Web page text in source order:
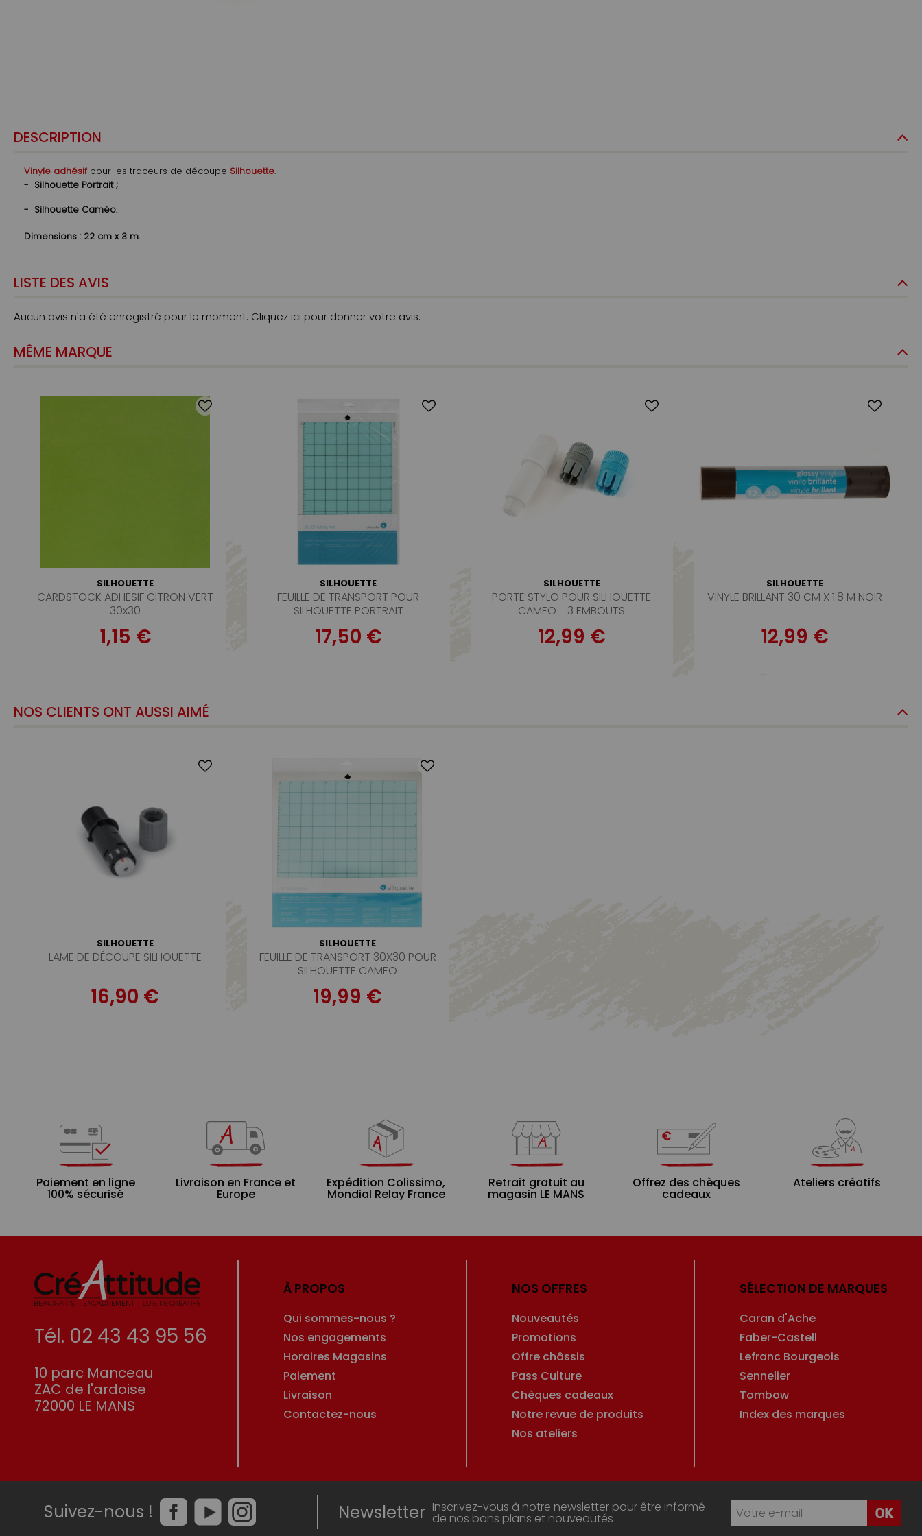
DESCRIPTION
Vinyle adhésif pour les traceurs de découpe Silhouette.
- Silhouette Portrait ;
- Silhouette Caméo.
Dimensions : 22 cm x 3 m.
LISTE DES AVIS
Aucun avis n'a été enregistré pour le moment. Cliquez ici pour donner votre avis.
MÊME MARQUE
SILHOUETTE
CARDSTOCK ADHESIF CITRON VERT
30x30
1,15 €
SILHOUETTE
FEUILLE DE TRANSPORT POUR
SILHOUETTE PORTRAIT
17,50 €
SILHOUETTE
PORTE STYLO POUR SILHOUETTE
CAMEO - 3 EMBOUTS
12,99 €
SILHOUETTE
VINYLE BRILLANT 30 CM X 1.8 M NOIR
12,99 €
NOS CLIENTS ONT AUSSI AIMÉ
SILHOUETTE
LAME DE DÉCOUPE SILHOUETTE
16,90 €
SILHOUETTE
FEUILLE DE TRANSPORT 30X30 POUR
SILHOUETTE CAMEO
19,99 €
Paiement en ligne
100% sécurisé
Livraison en France et
Europe
Expédition Colissimo,
Mondial Relay France
Retrait gratuit au
magasin LE MANS
Offrez des chèques
cadeaux
Ateliers créatifs
Tél. 02 43 43 95 56
10 parc Manceau
ZAC de l'ardoise
72000 LE MANS
À PROPOS
Qui sommes-nous ?
Nos engagements
Horaires Magasins
Paiement
Livraison
Contactez-nous
NOS OFFRES
Nouveautés
Promotions
Offre châssis
Pass Culture
Chèques cadeaux
Notre revue de produits
Nos ateliers
SÉLECTION DE MARQUES
Caran d'Ache
Faber-Castell
Lefranc Bourgeois
Sennelier
Tombow
Index des marques
Suivez-nous ! Newsletter Inscrivez-vous à notre newsletter pour être informé
de nos bons plans et nouveautés